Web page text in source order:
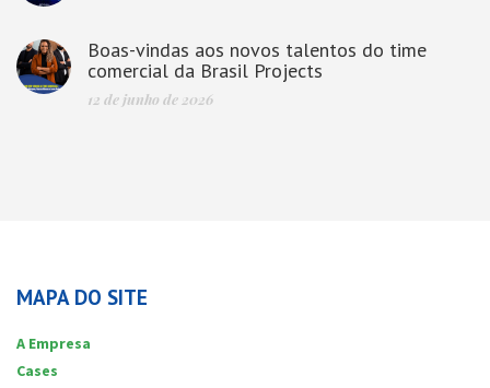
Boas-vindas aos novos talentos do time
comercial da Brasil Projects
12 de junho de 2026
MAPA DO SITE
A Empresa
Cases